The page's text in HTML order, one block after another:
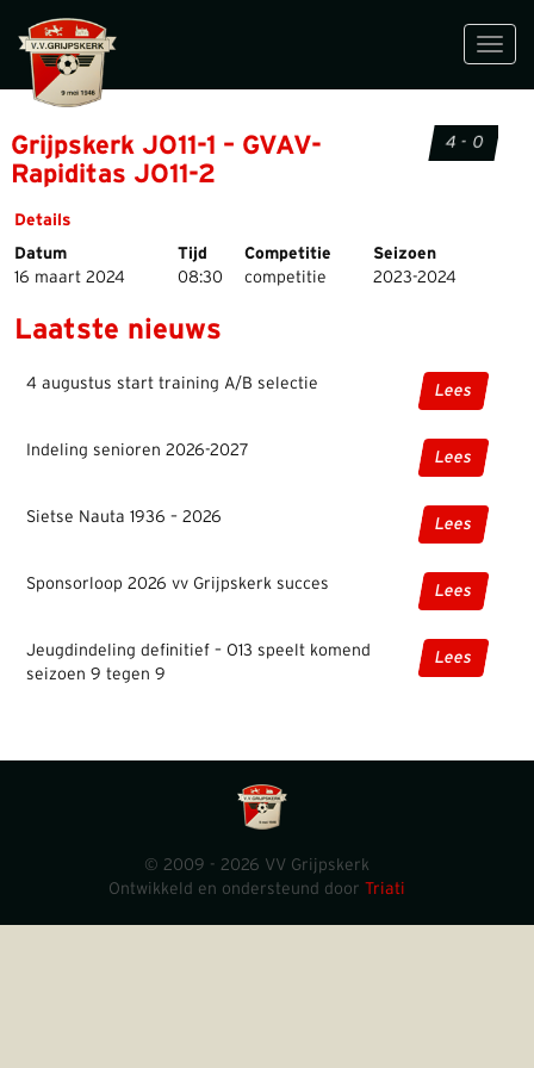
Grijpskerk JO11-1 – GVAV-
Rapiditas JO11-2
4 - 0
Details
Datum
Tijd Competitie
Seizoen
16 maart 2024
08:30 competitie 2023-2024
Laatste nieuws
4 augustus start training A/B selectie Lees
Indeling senioren 2026-2027 Lees
Sietse Nauta 1936 – 2026 Lees
Sponsorloop 2026 vv Grijpskerk succes Lees
Jeugdindeling definitief – O13 speelt komend
seizoen 9 tegen 9
Lees
© 2009 - 2026 VV Grijpskerk
Ontwikkeld en ondersteund door Triati